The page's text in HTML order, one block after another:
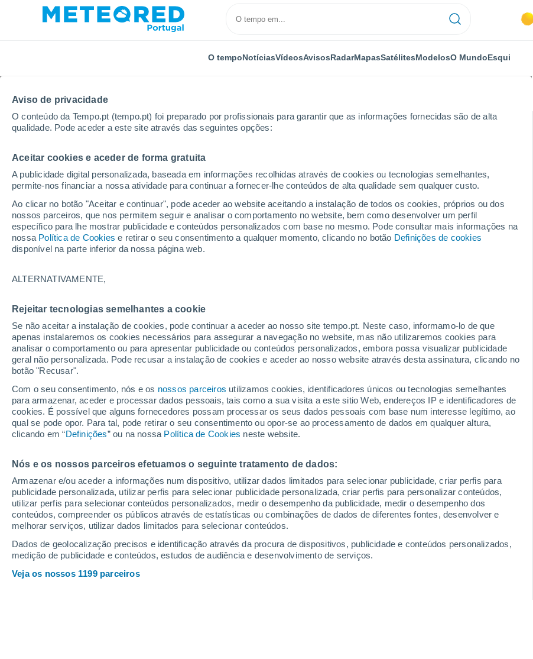
Aviso de privacidade
O conteúdo da Tempo.pt (tempo.pt) foi preparado por profissionais para garantir que as informações fornecidas são de alta
qualidade. Pode aceder a este site através das seguintes opções:
Aceitar cookies e aceder de forma gratuita
A publicidade digital personalizada, baseada em informações recolhidas através de cookies ou tecnologias semelhantes,
permite-nos financiar a nossa atividade para continuar a fornecer-lhe conteúdos de alta qualidade sem qualquer custo.
Ao clicar no botão "Aceitar e continuar", pode aceder ao website aceitando a instalação de todos os cookies, próprios ou dos
nossos parceiros, que nos permitem seguir e analisar o comportamento no website, bem como desenvolver um perfil
específico para lhe mostrar publicidade e conteúdos personalizados com base no mesmo. Pode consultar mais informações na
nossa Política de Cookies e retirar o seu consentimento a qualquer momento, clicando no botão Definições de cookies
disponível na parte inferior da nossa página web.
ALTERNATIVAMENTE,
Rejeitar tecnologias semelhantes a cookie
Se não aceitar a instalação de cookies, pode continuar a aceder ao nosso site tempo.pt. Neste caso, informamo-lo de que
apenas instalaremos os cookies necessários para assegurar a navegação no website, mas não utilizaremos cookies para
analisar o comportamento ou para apresentar publicidade ou conteúdos personalizados, embora possa visualizar publicidade
geral não personalizada. Pode recusar a instalação de cookies e aceder ao nosso website através desta assinatura, clicando no
botão "Recusar".
Com o seu consentimento, nós e os nossos parceiros utilizamos cookies, identificadores únicos ou tecnologias semelhantes
para armazenar, aceder e processar dados pessoais, tais como a sua visita a este sitio Web, endereços IP e identificadores de
cookies. É possível que alguns fornecedores possam processar os seus dados pessoais com base num interesse legítimo, ao
qual se pode opor. Para tal, pode retirar o seu consentimento ou opor-se ao processamento de dados em qualquer altura,
clicando em “Definições” ou na nossa Política de Cookies neste website.
Nós e os nossos parceiros efetuamos o seguinte tratamento de dados:
Armazenar e/ou aceder a informações num dispositivo, utilizar dados limitados para selecionar publicidade, criar perfis para
publicidade personalizada, utilizar perfis para selecionar publicidade personalizada, criar perfis para personalizar conteúdos,
utilizar perfis para selecionar conteúdos personalizados, medir o desempenho da publicidade, medir o desempenho dos
conteúdos, compreender os públicos através de estatísticas ou combinações de dados de diferentes fontes, desenvolver e
melhorar serviços, utilizar dados limitados para selecionar conteúdos.
Dados de geolocalização precisos e identificação através da procura de dispositivos, publicidade e conteúdos personalizados,
medição de publicidade e conteúdos, estudos de audiência e desenvolvimento de serviços.
Veja os nossos 1199 parceiros
O tempoNotíciasVídeosAvisosRadarMapasSatélitesModelosO MundoEsqui
A onda de calor persistirá em Portugal até 9 de
julho, com máximas de 41 ºC no interior